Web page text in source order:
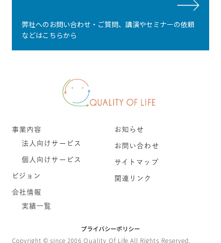
弊社へのお問い合わせ・ご質問、講演やセミナーの依頼
などはこちらから
プライバシーポリシー
Copyright © since 2006 Quality Of Life All Rights Reserved.
事業内容
法人向けサービス
個人向けサービス
ビジョン
会社情報
実績一覧
お知らせ
お問い合わせ
サイトマップ
関連リンク